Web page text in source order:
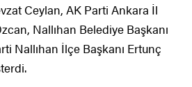
Ceylan, AK Parti Ankara İl
Nallıhan Belediye Başkanı
Nallıhan İlçe Başkanı Ertunç